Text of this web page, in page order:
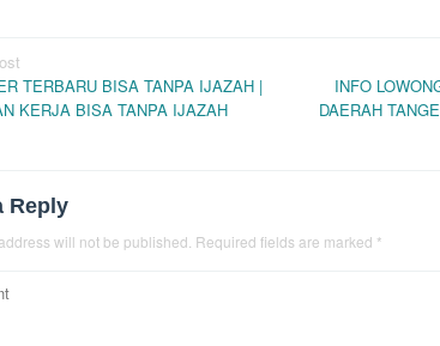
TERBARU BISA TANPA IJAZAH |
KERJA BISA TANPA IJAZAH
INFO
DAERAH
Reply
will not be published. Required fields are marked *